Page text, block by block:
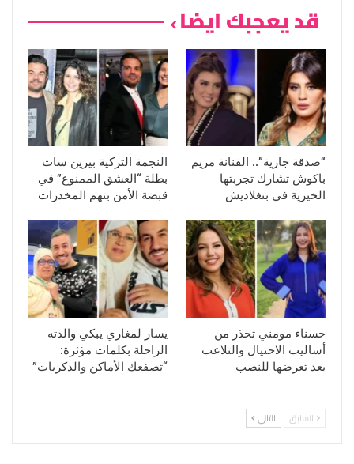
قد يعجبك ايضا
“صدقة جارية”.. الفنانة مريم
باكوش تشارك تجربتها
الخيرية في بنغلاديش
النجمة التركية بيرين سات
بطلة “العشق الممنوع” في
قبضة الأمن بتهم المخدرات
حسناء مومني تحذر من
أساليب الاحتيال والتلاعب
بعد تعرضها للنصب
يسار لمغاري يبكي والدته
الراحلة بكلمات مؤثرة:
“تصفعك الأماكن والذكريات”
السابق التالي